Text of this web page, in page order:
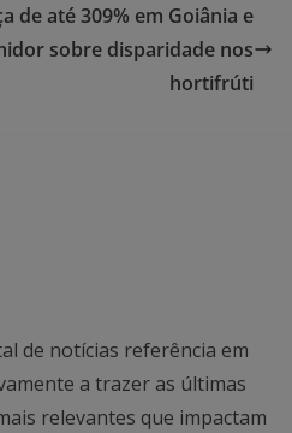
de até 309% em Goiânia e
sobre disparidade nos
hortifrúti
de notícias referência em
a trazer as últimas
relevantes que impactam